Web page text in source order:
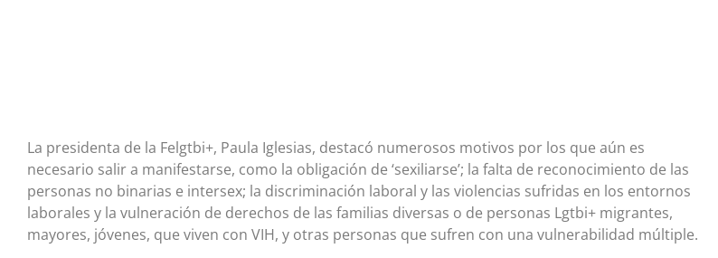
La presidenta de la Felgtbi+, Paula Iglesias, destacó numerosos motivos por los que aún es
necesario salir a manifestarse, como la obligación de ‘sexiliarse’; la falta de reconocimiento de las
personas no binarias e intersex; la discriminación laboral y las violencias sufridas en los entornos
laborales y la vulneración de derechos de las familias diversas o de personas Lgtbi+ migrantes,
mayores, jóvenes, que viven con VIH, y otras personas que sufren con una vulnerabilidad múltiple.